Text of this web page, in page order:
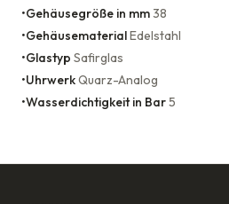
•Gehäusegröße in mm38
•GehäusematerialEdelstahl
•Glastyp Safirglas
•UhrwerkQuarz-Analog
•Wasserdichtigkeit in Bar5